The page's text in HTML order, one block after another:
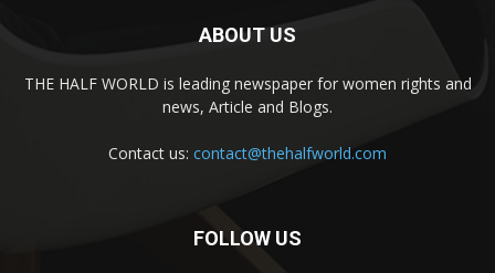
ABOUT US
THE HALF WORLD is leading newspaper for women rights and
news, Article and Blogs.
Contact us: contact@thehalfworld.com
FOLLOW US